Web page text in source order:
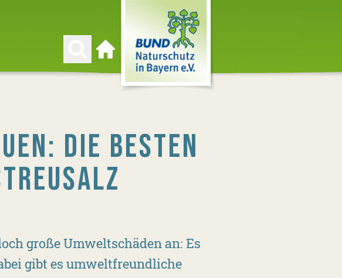
Zur Startseite
DIE BESTEN
große Umweltschäden an: Es
gibt es umweltfreundliche